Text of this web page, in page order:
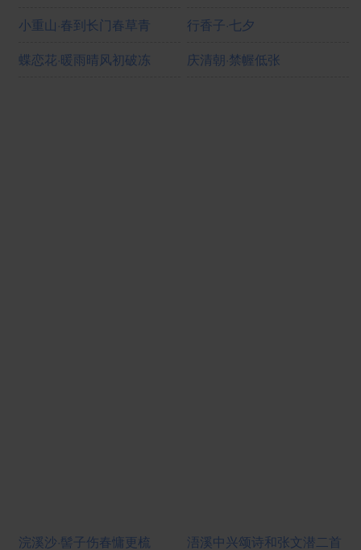
小重山·春到长门春草青
行香子·七夕
蝶恋花·暖雨晴风初破冻
庆清朝·禁幄低张
浣溪沙·髻子伤春慵更梳 浯溪中兴颂诗和张文潜二首